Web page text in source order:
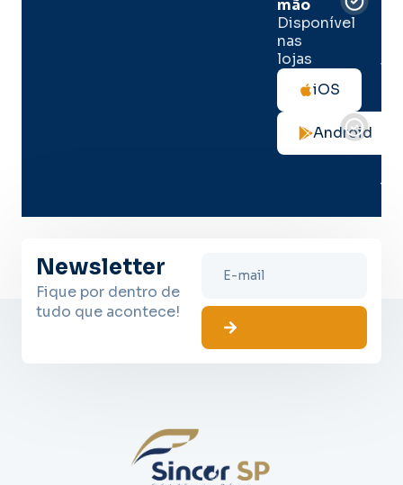
mão
Disponível
nas
lojas
iOS
Android
no
Newsletter
Fique por dentro de
tudo que acontece!